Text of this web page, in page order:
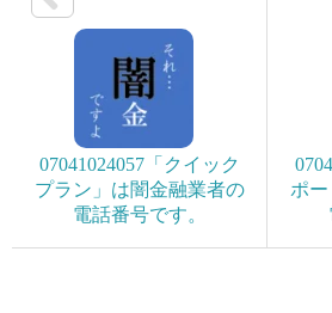
07041024057「クイック
プラン」は闇金融業者の
電話番号です。
ポ